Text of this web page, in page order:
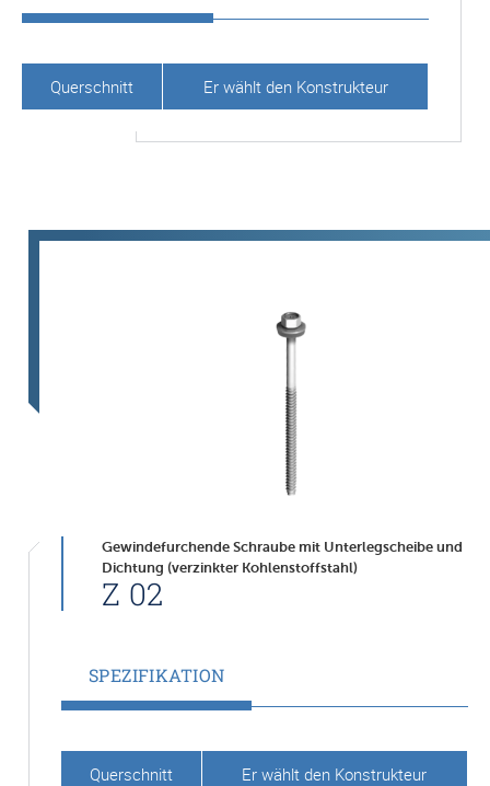
Querschnitt Er wählt den Konstrukteur
Gewindefurchende Schraube mit Unterlegscheibe und
Dichtung (verzinkter Kohlenstoffstahl)
Z 02
SPEZIFIKATION
Querschnitt Er wählt den Konstrukteur